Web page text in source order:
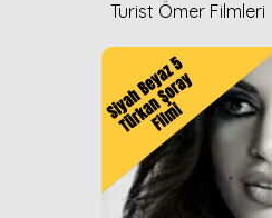
Turist Ömer Filmleri